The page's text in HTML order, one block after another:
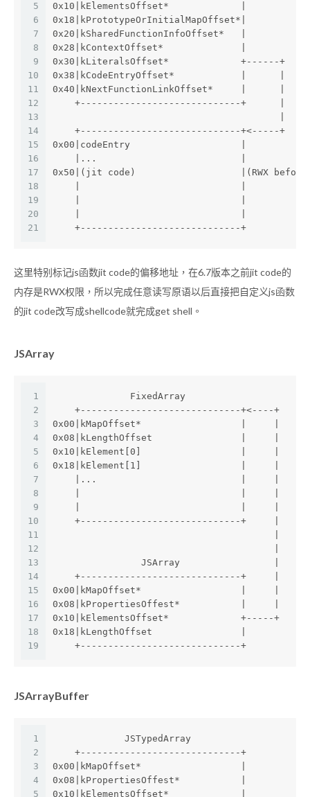
5
6
7
8
9
10
11
12
13
14
15
16
17
18
19
20
21
0x10|kElementsOffset*             |
0x18|kPrototypeOrInitialMapOffset*|
0x20|kSharedFunctionInfoOffset*   |
0x28|kContextOffset*              |
0x30|kLiteralsOffset*             +------+
0x38|kCodeEntryOffset*            |      |
0x40|kNextFunctionLinkOffset*     |      |
    +-----------------------------+      |
    +-----------------------------+<-----+
0x00|codeEntry                    |
    |...                          |
0x50|(jit code)                   |(RWX before
    +-----------------------------+
这里特别标记js函数jit code的偏移地址，在6.7版本之前jit code的
内存是RWX权限，所以完成任意读写原语以后直接把自定义js函数
的jit code改写成shellcode就完成get shell。
JSArray
1
2
3
4
5
6
7
8
9
10
11
12
13
14
15
16
17
18
19
              FixedArray
    +-----------------------------+<----+
0x00|kMapOffset*                  |     |
0x08|kLengthOffset                |     |
0x10|kElement[0]                  |     |
0x18|kElement[1]                  |     |
    |...                          |     |
    +-----------------------------+     |
                JSArray                 |
    +-----------------------------+     |
0x00|kMapOffset*                  |     |
0x08|kPropertiesOffest*           |     |
0x10|kElementsOffset*             +-----+
0x18|kLengthOffset                |
    +-----------------------------+
JSArrayBuffer
1
2
3
4
5
JSTypedArray
+-----------------------------+
0x00|kMapOffset*                  |
0x08|kPropertiesOffest*           |
0x10|kElementsOffset*             |